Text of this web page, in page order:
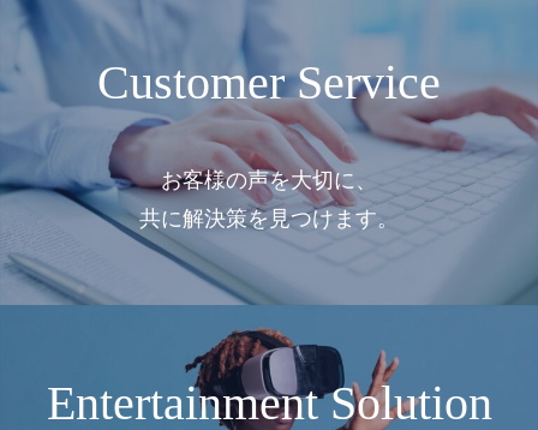
Customer Service
お客様の声を大切に、
共に解決策を見つけます。
Entertainment Solution